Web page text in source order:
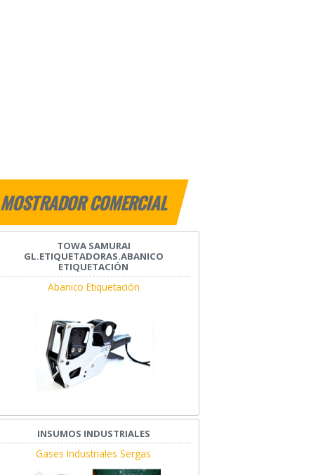
MOSTRADOR COMERCIAL
TOWA SAMURAI
GL.ETIQUETADORAS.ABANICO
ETIQUETACIÓN
Abanico Etiquetación
INSUMOS INDUSTRIALES
Gases Industriales Sergas